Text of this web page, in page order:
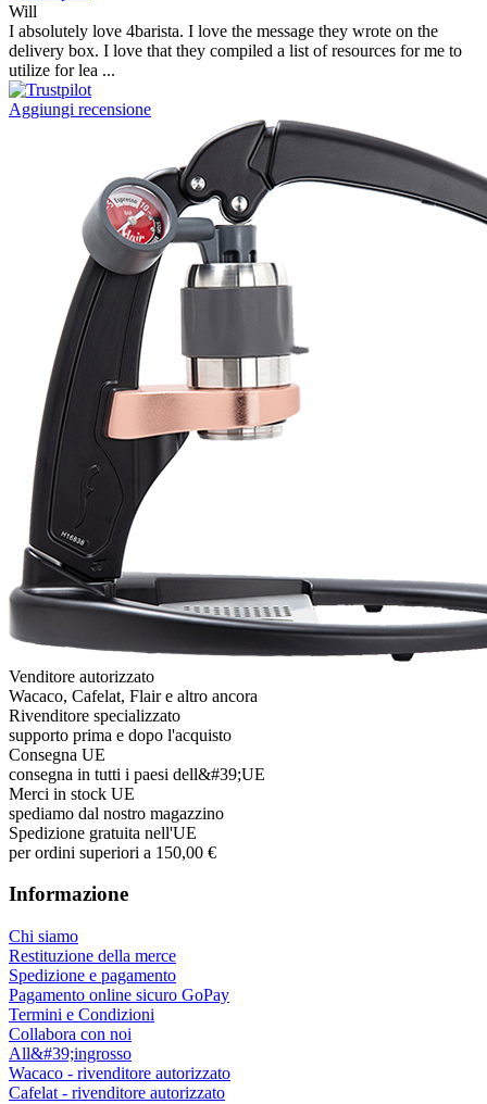
Will
I absolutely love 4barista. I love the message they wrote on the
delivery box. I love that they compiled a list of resources for me to
utilize for lea ...
Aggiungi recensione
Venditore autorizzato
Wacaco, Cafelat, Flair e altro ancora
Rivenditore specializzato
supporto prima e dopo l'acquisto
Consegna UE
consegna in tutti i paesi dell&#39;UE
Merci in stock UE
spediamo dal nostro magazzino
Spedizione gratuita nell'UE
per ordini superiori a 150,00 €
Informazione
Chi siamo
Restituzione della merce
Spedizione e pagamento
Pagamento online sicuro GoPay
Termini e Condizioni
Collabora con noi
All&#39;ingrosso
Wacaco - rivenditore autorizzato
Cafelat - rivenditore autorizzato